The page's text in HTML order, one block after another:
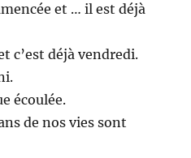
et … il est déjà
c’est déjà vendredi.
écoulée.
de nos vies sont